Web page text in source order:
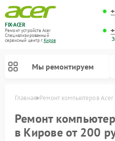
FIX-ACER
Ремонт устройств Acer
Специализированный
cервисный центр г.Киров
Мы ремонтируем
Главная Ремонт компьютеров Acer
Ремонт
в Кирове от 200